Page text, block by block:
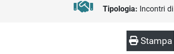
Tipologia: Incontri
Stampa